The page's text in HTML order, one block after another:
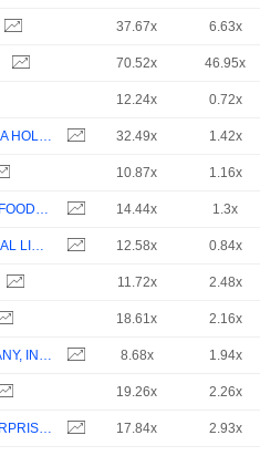
37.67x 6.63x
70.52x 46.95x
12.24x 0.72x
YIHAI KERRY ARAWANA HOLDINGS CO., LTD 32.49x 1.42x
10.87x 1.16x
ASSOCIATED BRITISH FOODS PLC 14.44x 1.3x
WILMAR INTERNATIONAL LIMITED 12.58x 0.84x
11.72x 2.48x
18.61x 2.16x
MCCORMICK & COMPANY, INCORPORATED 8.68x 1.94x
19.26x 2.26x
UNI-PRESIDENT ENTERPRISES CORP. 17.84x 2.93x